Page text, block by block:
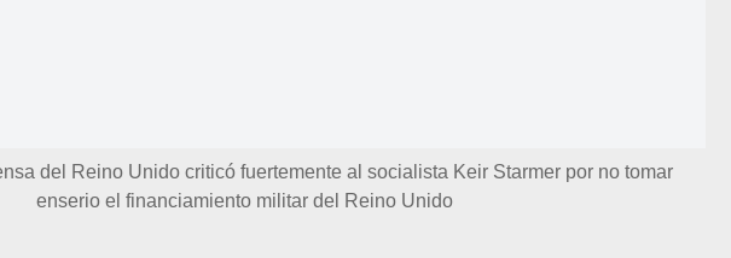
del Reino Unido criticó fuertemente al socialista Keir Starmer por no tomar
enserio el financiamiento militar del Reino Unido